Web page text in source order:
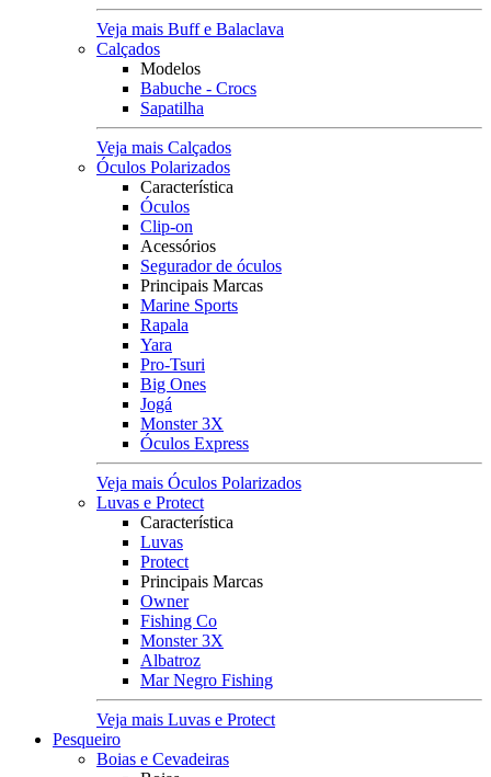
Veja mais Buff e Balaclava
Calçados
Modelos
Babuche - Crocs
Sapatilha
Veja mais Calçados
Óculos Polarizados
Característica
Óculos
Clip-on
Acessórios
Segurador de óculos
Principais Marcas
Marine Sports
Rapala
Yara
Pro-Tsuri
Big Ones
Jogá
Monster 3X
Óculos Express
Veja mais Óculos Polarizados
Luvas e Protect
Característica
Luvas
Protect
Principais Marcas
Owner
Fishing Co
Monster 3X
Albatroz
Mar Negro Fishing
Veja mais Luvas e Protect
Pesqueiro
Boias e Cevadeiras